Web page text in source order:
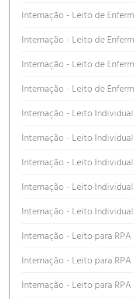
Internação - Leito de
Internação - Leito de
Internação - Leito de
Internação - Leito de
Internação - Leito Individual
Internação - Leito
Internação - Leito
Internação - Leito
Internação - Leito
Internação - Leito para RPA
Internação - Leito para RPA
Internação - Leito para